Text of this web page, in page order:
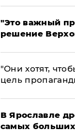
"Это важный
решение
"Они хотят,
цель
В Ярославле
самых